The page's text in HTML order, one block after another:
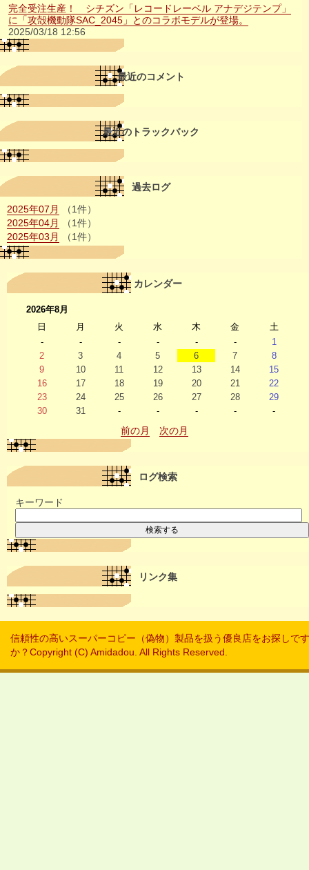
完全受注生産！ シチズン「レコードレーベル アナデジテンプ」
に「攻殻機動隊SAC_2045」とのコラボモデルが登場。
2025/03/18 12:56
最近のコメント
最近のトラックバック
過去ログ
2025年07月
（1件）
2025年04月
（1件）
2025年03月
（1件）
カレンダー
2026年8月
日
月 火 水 木 金
土
-
- - - - -
1
2
3 4 5 6 7
8
9
10 11 12 13 14
15
16
17 18 19 20 21
22
23
24 25 26 27 28
29
30
31 - - - - -
前の月 次の月
ログ検索
キーワード
リンク集
信頼性の高いスーパーコピー（偽物）製品を扱う優良店をお探しです
か？Copyright (C) Amidadou. All Rights Reserved.